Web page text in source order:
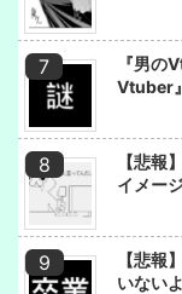
『男
Vtuber
【悲報
イメー
【悲報
いない